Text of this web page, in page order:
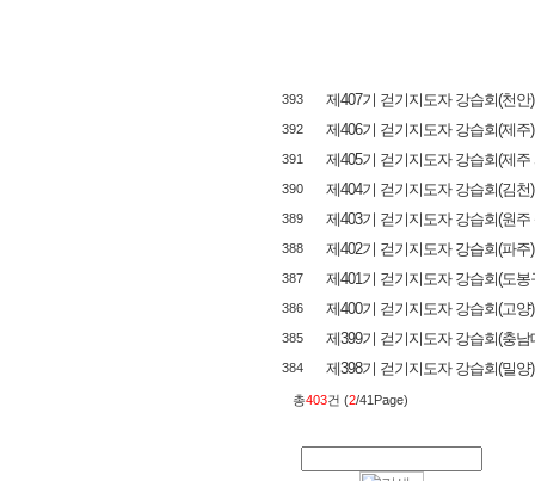
393 제407기 걷기지도자 강습회(천안)
392 제406기 걷기지도자 강습회(제주)
391 제405기 걷기지도자 강습회(제주
390 제404기 걷기지도자 강습회(김천)
389 제403기 걷기지도자 강습회(원주
388 제402기 걷기지도자 강습회(파주)
387 제401기 걷기지도자 강습회(도봉
386 제400기 걷기지도자 강습회(고양)
385 제399기 걷기지도자 강습회(충남
384 제398기 걷기지도자 강습회(밀양)
총403건 (2/41Page)